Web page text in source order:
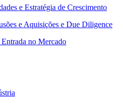
e Estratégia de Crescimento
e Aquisições e Due Diligence
no Mercado